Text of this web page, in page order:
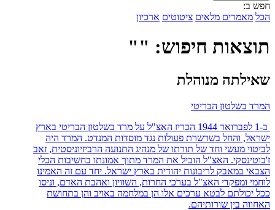
חפש ב:
הכל מאמרים מלאים ציטוטים ארכיון
תוצאות חיפוש: ""
שאילתה מנוהלת
המרד בשלטון הבריטי
ב-1 לפברואר 1944 הכריז האצ"ל על מרד בשלטון הבריטי בארץ
ישראל, והחל בשרשרת פעולות נגד מוסדות המנדט. המרד היה
לביטוי מעשי וחד של תורתו של מנהיג התנועה הרביזיוניסטית, זאב
ז'בוטינסקי. האצ"ל הוביל את המרד מתוך אמונתו בחשיבות הכלי
הצבאי במאבק לריבונות יהודית בארץ ישראל. יחד עם זה האמינו
לוחמי ומפקדי האצ"ל בערכי החרות, השוויון ואהבת האדם, וניסו
ככל יכולתם לבטא ערכים אלו הן במלחמה באויב והן בתחושת
האחווה בין שורותיהם.